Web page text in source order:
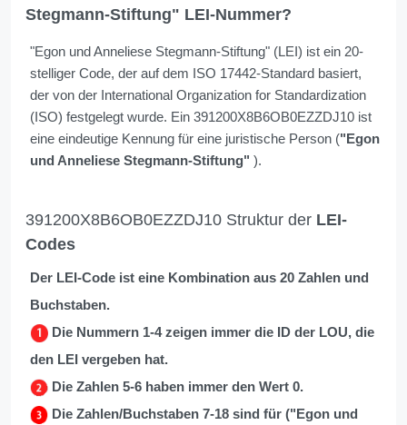
Stegmann-Stiftung" LEI-Nummer?
"Egon und Anneliese Stegmann-Stiftung" (LEI) ist ein 20-
stelliger Code, der auf dem ISO 17442-Standard basiert,
der von der International Organization for Standardization
(ISO) festgelegt wurde. Ein 391200X8B6OB0EZZDJ10 ist
eine eindeutige Kennung für eine juristische Person ("Egon
und Anneliese Stegmann-Stiftung" ).
391200X8B6OB0EZZDJ10 Struktur der LEI-
Codes
Der LEI-Code ist eine Kombination aus 20 Zahlen und
Buchstaben.
Die Nummern 1-4 zeigen immer die ID der LOU, die
den LEI vergeben hat.
Die Zahlen 5-6 haben immer den Wert 0.
Die Zahlen/Buchstaben 7-18 sind für ("Egon und